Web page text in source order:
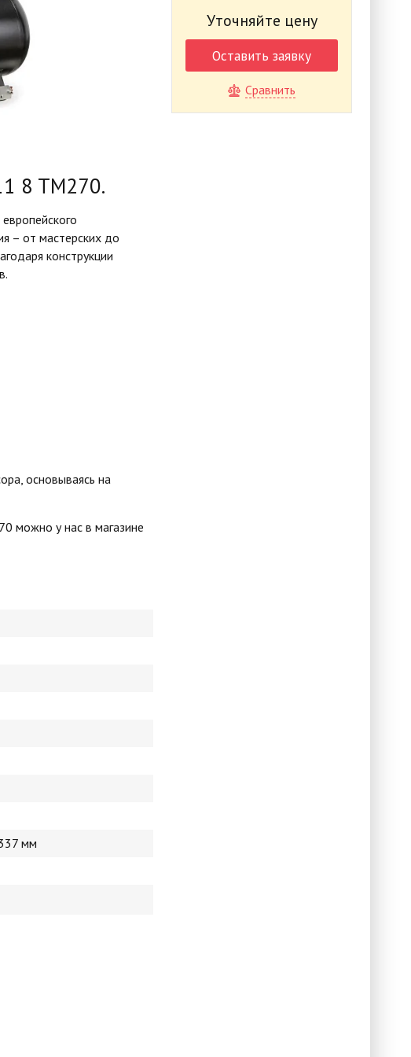
8 TM270.
– от мастерских до
конструкции
основываясь на
можно у нас в магазине
мм
Уточняйте цену
Оставить заявку
Сравнить